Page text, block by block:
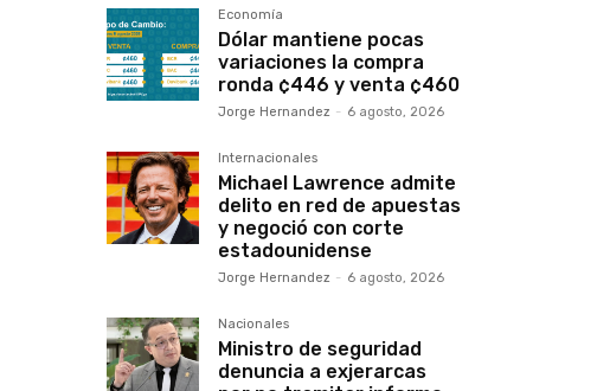
Economía
Dólar mantiene pocas
variaciones la compra
ronda ¢446 y venta ¢460
Jorge Hernandez - 6 agosto, 2026
Internacionales
Michael Lawrence admite
delito en red de apuestas
y negoció con corte
estadounidense
Jorge Hernandez - 6 agosto, 2026
Nacionales
Ministro de seguridad
denuncia a exjerarcas